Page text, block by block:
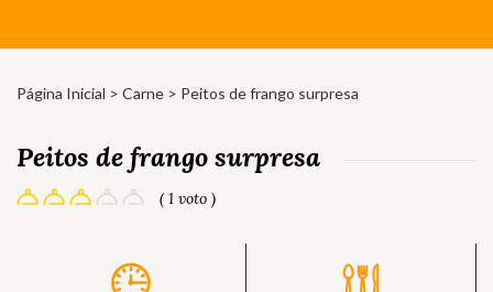
Página Inicial > Carne > Peitos de frango surpresa
Peitos de frango surpresa
( 1 voto )